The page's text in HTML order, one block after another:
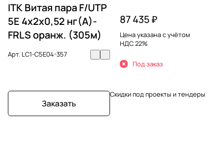
ITK Витая пара F/UTP
5E 4х2х0,52 нг(А)-
FRLS оранж. (305м)
Арт. LC1-C5E04-357
Заказать
87 435 ₽
Цена указана с учётом
НДС 22%
Под заказ
Скидки под проекты и тендеры